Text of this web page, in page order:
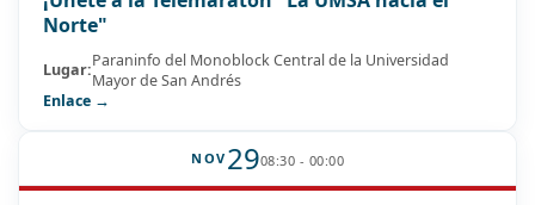
Norte"
Lugar:Paraninfo del Monoblock Central de la Universidad
Mayor de San Andrés
Enlace →
NOV 2908:30 - 00:00